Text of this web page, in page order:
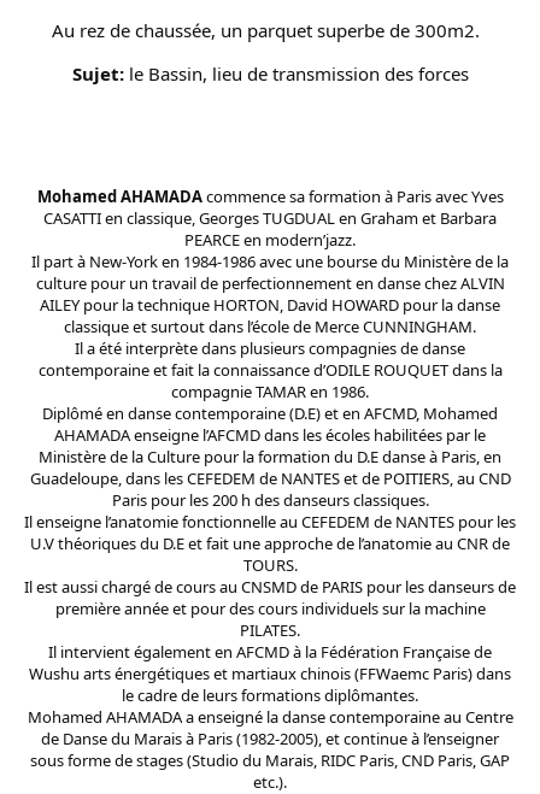
Au rez de chaussée, un parquet superbe de 300m2.
Sujet:le Bassin, lieu de transmission des forces
Mohamed AHAMADAcommence sa formation à Paris avec Yves
CASATTI en classique, Georges TUGDUAL en Graham et Barbara
PEARCE en modern’jazz.
Il part à New-York en 1984-1986 avec une bourse du Ministère de la
culture pour un travail de perfectionnement en danse chez ALVIN
AILEY pour la technique HORTON, David HOWARD pour la danse
classique et surtout dans l’école de Merce CUNNINGHAM.
Il a été interprète dans plusieurs compagnies de danse
contemporaine et fait la connaissance d’ODILE ROUQUET dans la
compagnie TAMAR en 1986.
Diplômé en danse contemporaine (D.E) et en AFCMD, Mohamed
AHAMADA enseigne l’AFCMD dans les écoles habilitées par le
Ministère de la Culture pour la formation du D.E danse à Paris, en
Guadeloupe, dans les CEFEDEM de NANTES et de POITIERS, au CND
Paris pour les 200 h des danseurs classiques.
Il enseigne l’anatomie fonctionnelle au CEFEDEM de NANTES pour les
U.V théoriques du D.E et fait une approche de l’anatomie au CNR de
TOURS.
Il est aussi chargé de cours au CNSMD de PARIS pour les danseurs de
première année et pour des cours individuels sur la machine
PILATES.
Il intervient également en AFCMD à la Fédération Française de
Wushu arts énergétiques et martiaux chinois (FFWaemc Paris) dans
le cadre de leurs formations diplômantes.
Mohamed AHAMADA a enseigné la danse contemporaine au Centre
de Danse du Marais à Paris (1982-2005), et continue à l’enseigner
sous forme de stages (Studio du Marais, RIDC Paris, CND Paris, GAP
etc.).